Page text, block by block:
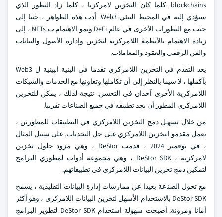
blockchains. كلما كان التخزين لامركزيا ، كلما زاد التطور الذي
سيؤدي إليه في المحيط البيئي Web3. أدت هذه الظواهر ، جنبا إلى
جنب مع التطورات الأخرى في عالم DeFi ونمو الاهتمام ب NFTs ، إلى
زيادة الاهتمام بالأنظمة اللامركزية لتخزين وإدارة الأصول والبيانات
والفن الرقمي والعقود والمعاملات.
يعد التقدم في التخزين اللامركزي تقدما في البنية البينية ل Web3
بأكملها ، لا سيما بالنظر إلى أن تكاملها وتعاونها مع الخدمات والشبكات
اللامركزية الأخرى آخذان في التحسن. نتيجة لذلك ، يمكن للتخزين
اللامركزي المطور أن يجد تطبيقه في جميع الصناعات تقريبا.
من خلال تسهيل دمج التخزين اللامركزي في التطبيقات للمطورين ،
يعمل مقدمو التخزين اللامركزي على حل التحديات. على سبيل المثال
، في نوفمبر 2024 ، قدمت DeStor ، وهي مزود حلول تخزين
لامركزية ، DeStor SDK ، وهي مجموعة أدوات لمطوري البرامج
لتمكين دمج تخزين البيانات اللامركزي في تطبيقاتهم.
مع تحول الصناعة بعيدا عن ممارسات إدارة البيانات التقليدية ، يسمح
DeStor SDK بالاستخدام الأسهل لتخزين البيانات اللامركزي ، وهو أكثر
أمانا ومرونة. أصبحت سهولة استخدام DeStor SDK لتطوير البرامج